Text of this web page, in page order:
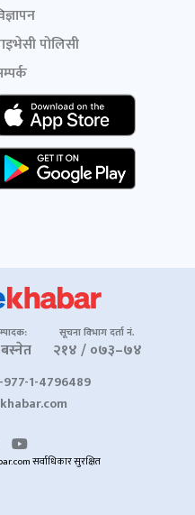
पोलिसी
सूचना विभाग दर्ता नं.
२१४ / ०७३–७४
1-4796489
सर्वाधिकार सुरक्षित